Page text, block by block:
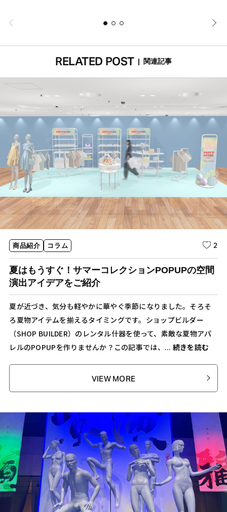
RELATED POST | 関連記事
商品紹介 コラム 2
夏はもうすぐ！サマーコレクションPOPUPの空間
演出アイデアをご紹介
夏が近づき、気分も軽やかに華やぐ季節になりました。そろそ
ろ夏物アイテムを揃えるタイミングです。ショップビルダー
（SHOP BUILDER）のレンタル什器を使って、素敵な夏物アパ
レルのPOPUPを作りませんか？この記事では、... 続きを読む
VIEW MORE